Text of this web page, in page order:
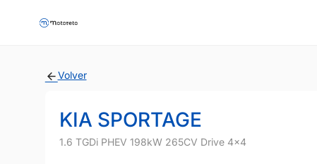
Volver
KIA SPORTAGE
1.6 TGDi PHEV 198kW 265CV Drive 4x4